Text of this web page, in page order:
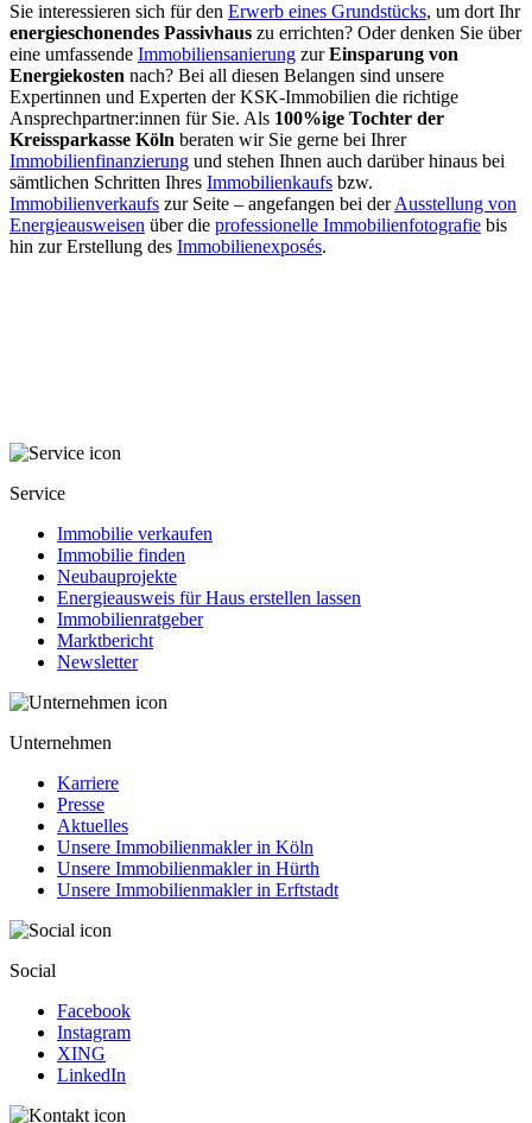
Sie interessieren sich für den Erwerb eines Grundstücks, um dort Ihr
energieschonendes Passivhaus zu errichten? Oder denken Sie über
eine umfassende Immobiliensanierung zurEinsparung von
Energiekosten nach? Bei all diesen Belangen sind unsere
Expertinnen und Experten der KSK-Immobilien die richtige
Ansprechpartner:innen für Sie. Als 100%ige Tochter der
Kreissparkasse Köln beraten wir Sie gerne bei Ihrer
Immobilienfinanzierung und stehen Ihnen auch darüber hinaus bei
sämtlichen Schritten Ihres Immobilienkaufs bzw.
Immobilienverkaufs zur Seite – angefangen bei derAusstellung von
Energieausweisen über die professionelle Immobilienfotografie bis
hin zur Erstellung des Immobilienexposés.
Service
Immobilie verkaufen
Immobilie finden
Neubauprojekte
Energieausweis für Haus erstellen lassen
Immobilienratgeber
Marktbericht
Newsletter
Unternehmen
Karriere
Presse
Aktuelles
Unsere Immobilienmakler in Köln
Unsere Immobilienmakler in Hürth
Unsere Immobilienmakler in Erftstadt
Social
Facebook
Instagram
XING
LinkedIn